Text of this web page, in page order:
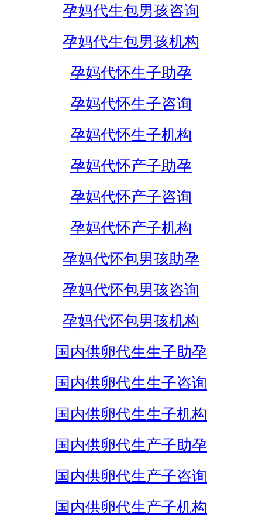
孕妈代生包男孩咨询
孕妈代生包男孩机构
孕妈代怀生子助孕
孕妈代怀生子咨询
孕妈代怀生子机构
孕妈代怀产子助孕
孕妈代怀产子咨询
孕妈代怀产子机构
孕妈代怀包男孩助孕
孕妈代怀包男孩咨询
孕妈代怀包男孩机构
国内供卵代生生子助孕
国内供卵代生生子咨询
国内供卵代生生子机构
国内供卵代生产子助孕
国内供卵代生产子咨询
国内供卵代生产子机构